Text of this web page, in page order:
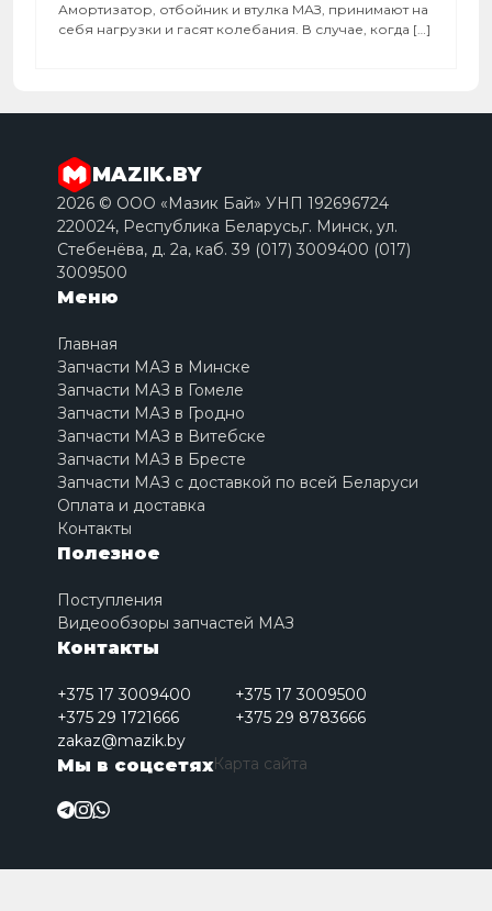
Амортизатор, отбойник и втулка МАЗ, принимают на
себя нагрузки и гасят колебания. В случае, когда […]
MAZIK.BY
2026 © ООО «Мазик Бай» УНП 192696724
220024, Республика Беларусь,г. Минск, ул.
Стебенёва, д. 2a, каб. 39 (017) 3009400 (017)
3009500
Меню
Главная
Запчасти МАЗ в Минске
Запчасти МАЗ в Гомеле
Запчасти МАЗ в Гродно
Запчасти МАЗ в Витебске
Запчасти МАЗ в Бресте
Запчасти МАЗ с доставкой по всей Беларуси
Оплата и доставка
Контакты
Полезное
Поступления
Видеообзоры запчастей МАЗ
Контакты
+375 17 3009400
+375 17 3009500
+375 29 1721666
+375 29 8783666
zakaz@mazik.by
Мы в соцсетяхКарта сайта